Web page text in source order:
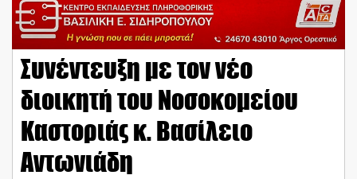
Συνέντευξη με τον νέο
διοικητή του Νοσοκομείου
Καστοριάς κ. Βασίλειο
Αντωνιάδη